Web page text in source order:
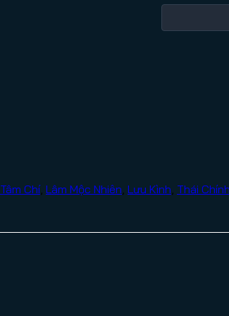
Chí, Lâm Mộc Nhiên Lưu Kình Thái